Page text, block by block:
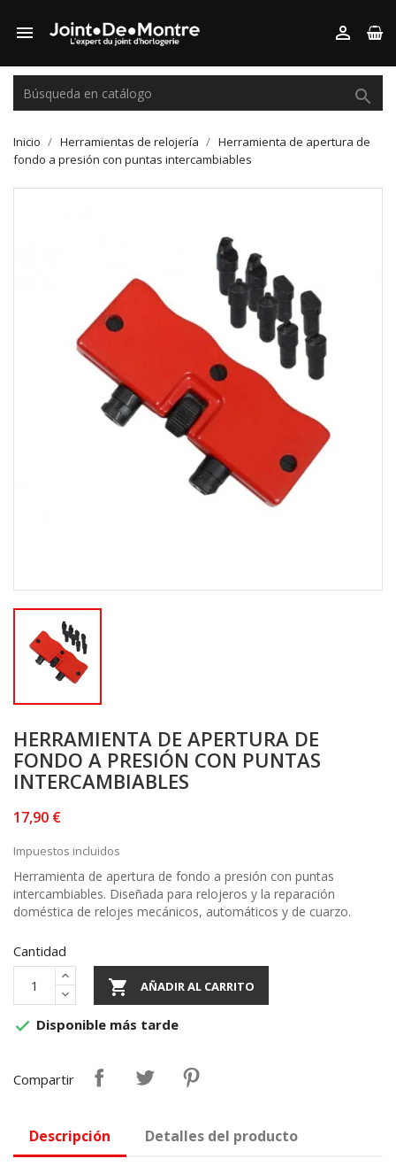
 

Inicio Herramientas de relojería
Herramienta de apertura de
fondo a presión con puntas intercambiables
HERRAMIENTA DE APERTURA DE
FONDO A PRESIÓN CON PUNTAS
INTERCAMBIABLES
17,90 €
Impuestos incluidos
Herramienta de apertura de fondo a presión con puntas
intercambiables. Diseñada para relojeros y la reparación
doméstica de relojes mecánicos, automáticos y de cuarzo.
Cantidad
 AÑADIR AL CARRITO
 Disponible más tarde
Compartir
Descripción Detalles del producto